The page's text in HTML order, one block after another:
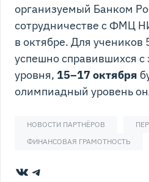
организуемый Банком
сотрудничестве с ФМЦ
в октябре. Для учеников
успешно справившихся
уровня, 15–17 октября
олимпиадный уровень
НОВОСТИ ПАРТНЁРОВ
ФИНАНСОВАЯ ГРАМОТНОСТЬ
ВКонтакте
Telegram